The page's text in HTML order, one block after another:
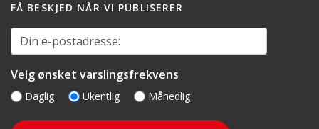
FÅ BESKJED NÅR VI PUBLISERER
Din e-postadresse:
Velg ønsket varslingsfrekvens
Daglig Ukentlig Månedlig